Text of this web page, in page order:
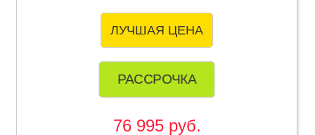
ЛУЧШАЯ ЦЕНА
РАССРОЧКА
76 995 руб.